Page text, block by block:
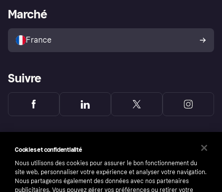
Explorez les magasins
Politique de protection de
l’acheteur Klarna
Portail Marchand
Marché
France
Suivre
Cookies et confidentialité
Nous utilisons des cookies pour assurer le bon fonctionnement du
site web, personnaliser votre expérience et analyser votre navigation.
Nous partageons également des données avec nos partenaires
publicitaires. Vous pouvez gérer vos préférences ou retirer votre